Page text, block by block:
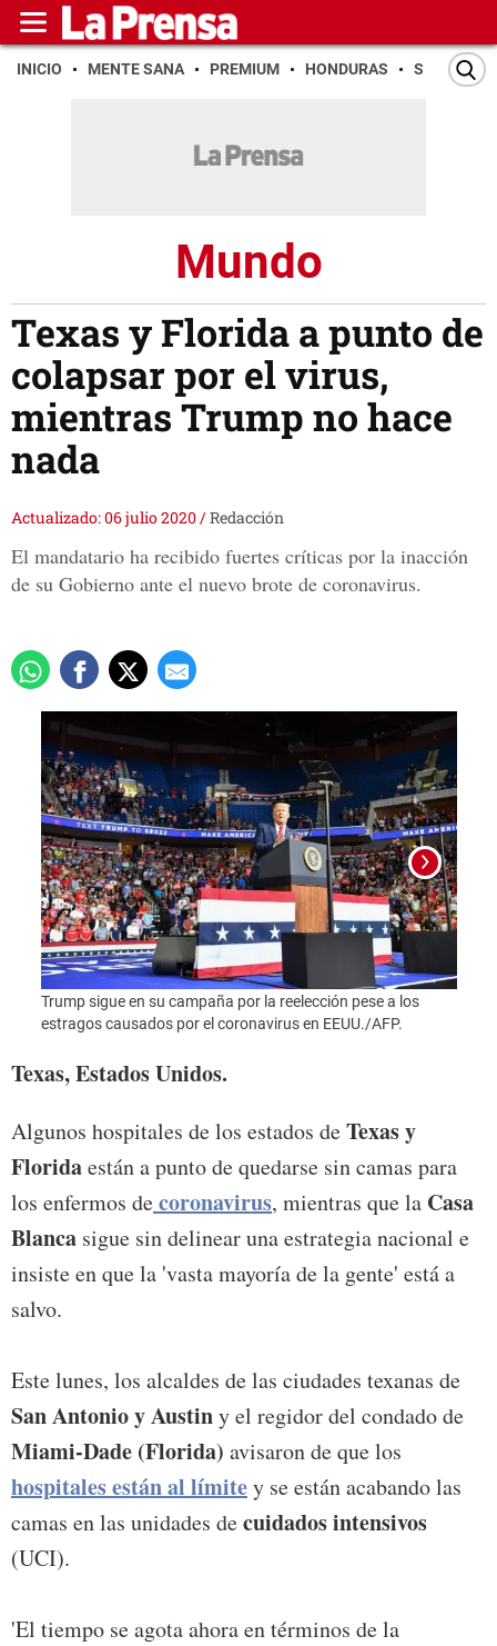
INICIO MENTE SANA PREMIUM HONDURAS SAN PEDRO
Mundo
Texas y Florida a punto de
colapsar por el virus,
mientras Trump no hace
nada
Actualizado: 06 julio 2020/Redacción
El mandatario ha recibido fuertes críticas por la inacción
de su Gobierno ante el nuevo brote de coronavirus.
Trump sigue en su campaña por la reelección pese a los
estragos causados por el coronavirus en EEUU./AFP.
Texas, Estados Unidos.
Algunos hospitales de los estados deTexas y
Floridaestán a punto de quedarse sin camas para
los enfermos decoronavirus, mientras que la Casa
Blanca sigue sin delinear una estrategia nacional e
insiste en que la 'vasta mayoría de la gente' está a
salvo.
Este lunes, los alcaldes de las ciudades texanas de
San Antonio y Austiny el regidor del condado de
Miami-Dade (Florida) avisaron de que los
hospitales están al límitey se están acabando las
camas en las unidades decuidados intensivos
(UCI).
'El tiempo se agota ahora en términos de la